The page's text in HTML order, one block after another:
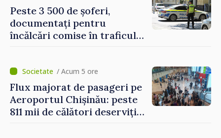
Peste 3 500 de șoferi,
documentați pentru
încălcări comise în traficul
/ Acum 5 ore
Flux majorat de pasageri pe
Aeroportul Chișinău: peste
811 mii de călători deserviți